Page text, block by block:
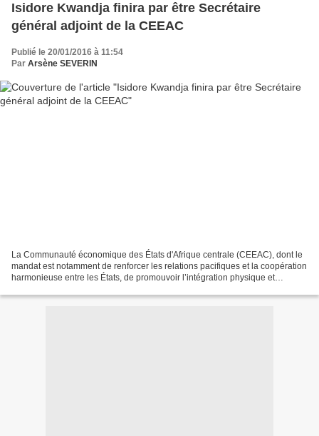
Isidore Kwandja finira par être Secrétaire
général adjoint de la CEEAC
Publié le 20/01/2016 à 11:54
Par Arsène SEVERIN
La Communauté économique des États d'Afrique centrale (CEEAC), dont le
mandat est notamment de renforcer les relations pacifiques et la coopération
harmonieuse entre les États, de promouvoir l’intégration physique et